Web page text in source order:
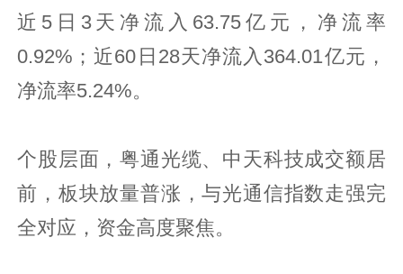
近5日3天净流入63.75亿元，净流率
0.92%；近60日28天净流入364.01亿元，
净流率5.24%。
个股层面，粤通光缆、中天科技成交额居
前，板块放量普涨，与光通信指数走强完
全对应，资金高度聚焦。